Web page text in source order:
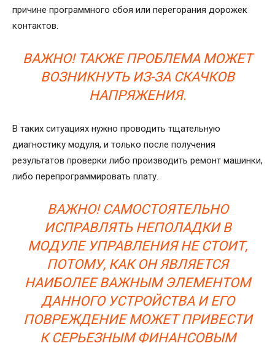
причине программного сбоя или перегорания дорожек
контактов.
ВАЖНО! ТАКЖЕ ПРОБЛЕМА МОЖЕТ
ВОЗНИКНУТЬ ИЗ-ЗА СКАЧКОВ
НАПРЯЖЕНИЯ.
В таких ситуациях нужно проводить тщательную
диагностику модуля, и только после получения
результатов проверки либо производить ремонт машинки,
либо перепрограммировать плату.
ВАЖНО! САМОСТОЯТЕЛЬНО
ИСПРАВЛЯТЬ НЕПОЛАДКИ В
МОДУЛЕ УПРАВЛЕНИЯ НЕ СТОИТ,
ПОТОМУ, КАК ОН ЯВЛЯЕТСЯ
НАИБОЛЕЕ ВАЖНЫМ ЭЛЕМЕНТОМ
ДАННОГО УСТРОЙСТВА И ЕГО
ПОВРЕЖДЕНИЕ МОЖЕТ ПРИВЕСТИ
К СЕРЬЕЗНЫМ ФИНАНСОВЫМ